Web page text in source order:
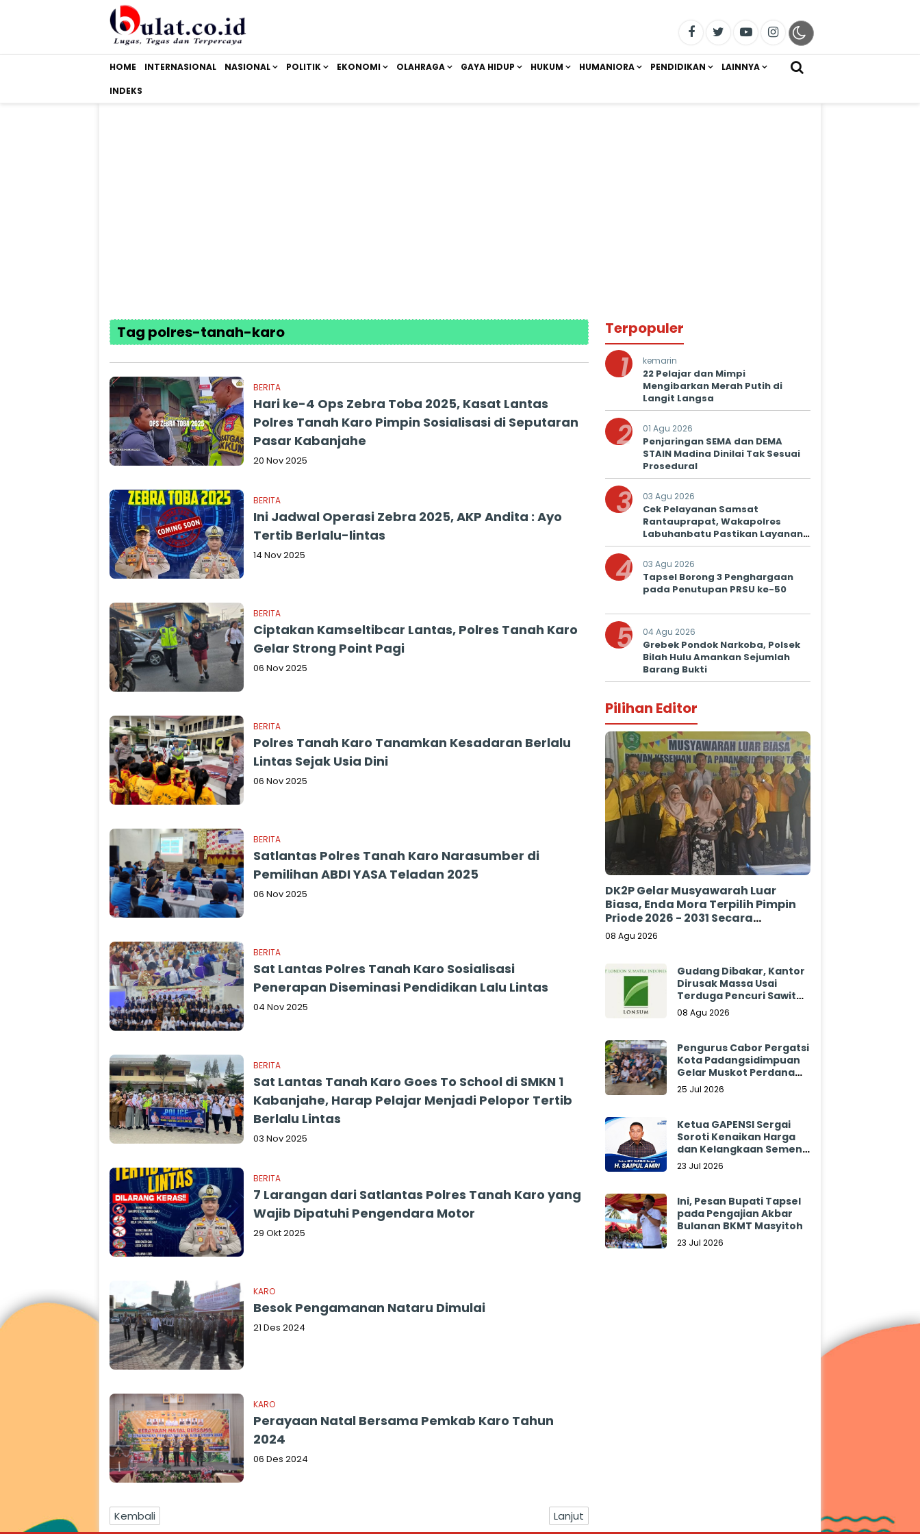
HOME INTERNASIONAL NASIONAL POLITIK EKONOMI OLAHRAGA GAYA HIDUP HUKUM HUMANIORA PENDIDIKAN LAINNYA
INDEKS
Tag polres-tanah-karo
BERITA
Hari ke-4 Ops Zebra Toba 2025, Kasat Lantas
Polres Tanah Karo Pimpin Sosialisasi di Seputaran
Pasar Kabanjahe
20 Nov 2025
BERITA
Ini Jadwal Operasi Zebra 2025, AKP Andita : Ayo
Tertib Berlalu-lintas
14 Nov 2025
BERITA
Ciptakan Kamseltibcar Lantas, Polres Tanah Karo
Gelar Strong Point Pagi
06 Nov 2025
BERITA
Polres Tanah Karo Tanamkan Kesadaran Berlalu
Lintas Sejak Usia Dini
06 Nov 2025
BERITA
Satlantas Polres Tanah Karo Narasumber di
Pemilihan ABDI YASA Teladan 2025
06 Nov 2025
BERITA
Sat Lantas Polres Tanah Karo Sosialisasi
Penerapan Diseminasi Pendidikan Lalu Lintas
04 Nov 2025
BERITA
Sat Lantas Tanah Karo Goes To School di SMKN 1
Kabanjahe, Harap Pelajar Menjadi Pelopor Tertib
Berlalu Lintas
03 Nov 2025
BERITA
7 Larangan dari Satlantas Polres Tanah Karo yang
Wajib Dipatuhi Pengendara Motor
29 Okt 2025
KARO
Besok Pengamanan Nataru Dimulai
21 Des 2024
KARO
Perayaan Natal Bersama Pemkab Karo Tahun
2024
06 Des 2024
Kembali Lanjut
Terpopuler
1 kemarin
22 Pelajar dan Mimpi
Mengibarkan Merah Putih di
Langit Langsa
2 01 Agu 2026
Penjaringan SEMA dan DEMA
STAIN Madina Dinilai Tak Sesuai
Prosedural
3 03 Agu 2026
Cek Pelayanan Samsat
Rantauprapat, Wakapolres
Labuhanbatu Pastikan Layanan
Prima untuk Masyarakat
4 03 Agu 2026
Tapsel Borong 3 Penghargaan
pada Penutupan PRSU ke-50
5 04 Agu 2026
Grebek Pondok Narkoba, Polsek
Bilah Hulu Amankan Sejumlah
Barang Bukti
Pilihan Editor
DK2P Gelar Musyawarah Luar
Biasa, Enda Mora Terpilih Pimpin
Priode 2026 - 2031 Secara
Aklamasi
08 Agu 2026
Gudang Dibakar, Kantor
Dirusak Massa Usai
Terduga Pencuri Sawit
Tewas: Manajemen
Sibulan Estate Bungkam
08 Agu 2026
Pengurus Cabor Pergatsi
Kota Padangsidimpuan
Gelar Muskot Perdana
2026 - 2030
25 Jul 2026
Ketua GAPENSI Sergai
Soroti Kenaikan Harga
dan Kelangkaan Semen,
Minta Pemerintah
23 Jul 2026
Ini, Pesan Bupati Tapsel
pada Pengajian Akbar
Bulanan BKMT Masyitoh
23 Jul 2026